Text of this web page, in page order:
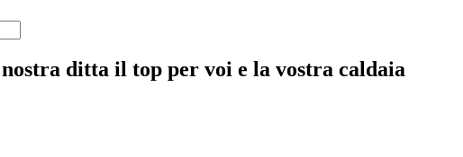
ditta il top per voi e la vostra caldaia